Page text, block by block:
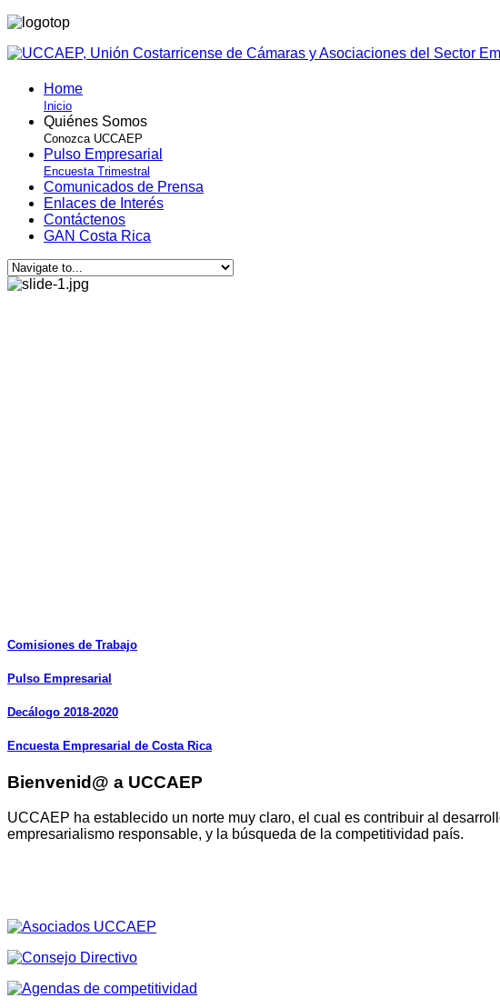
Home
Inicio
Quiénes Somos
Conozca UCCAEP
Pulso Empresarial
Encuesta Trimestral
Comunicados de Prensa
Enlaces de Interés
Contáctenos
GAN Costa Rica
Comisiones de Trabajo
Pulso Empresarial
Decálogo 2018-2020
Encuesta Empresarial de Costa Rica
Bienvenid@ a UCCAEP
UCCAEP ha establecido un norte muy claro, el cual es contribuir al
empresarialismo responsable, y la búsqueda de la competitividad país.